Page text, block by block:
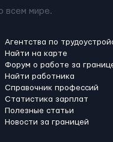
всем мире.
Агентства по
Найти на карте
Форум о работе за
Найти работника
Справочник профессий
Статистика зарплат
Полезные статьи
Новости за границей